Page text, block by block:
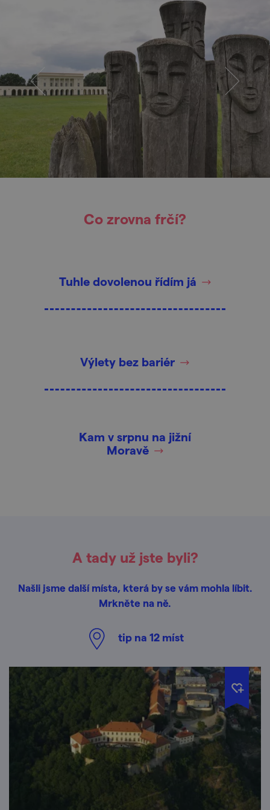
Co zrovna frčí?
Tuhle dovolenou řídím já
Výlety bez bariér
Kam v srpnu na jižní
Moravě
A tady už jste byli?
Našli jsme další místa, která by se vám mohla líbit.
Mrkněte na ně.
tip na 12 míst